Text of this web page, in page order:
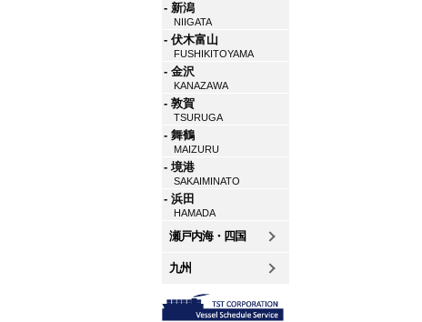
- 新潟
NIIGATA
- 伏木富山
FUSHIKITOYAMA
- 金沢
KANAZAWA
- 敦賀
TSURUGA
- 舞鶴
MAIZURU
- 境港
SAKAIMINATO
- 浜田
HAMADA
瀬戸内海・四国
九州